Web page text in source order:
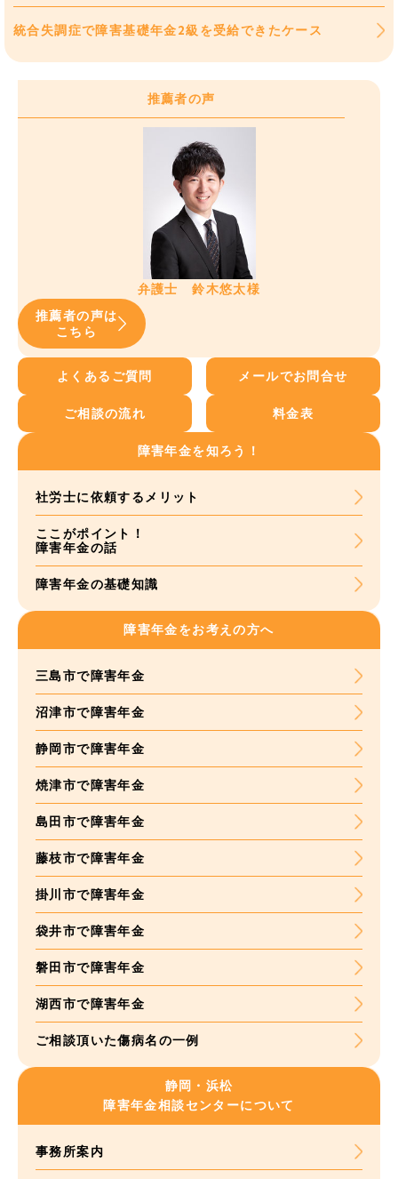
統合失調症で障害基礎年金2級を受給できたケース
推薦者の声
弁護士 鈴木悠太様
推薦者の声は
こちら
よくあるご質問 メールでお問合せ
ご相談の流れ 料金表
障害年金を知ろう！
社労士に依頼するメリット
ここがポイント！
障害年金の話
障害年金の基礎知識
障害年金をお考えの方へ
三島市で障害年金
沼津市で障害年金
静岡市で障害年金
焼津市で障害年金
島田市で障害年金
藤枝市で障害年金
掛川市で障害年金
袋井市で障害年金
磐田市で障害年金
湖西市で障害年金
ご相談頂いた傷病名の一例
静岡・浜松
障害年金相談センターについて
事務所案内